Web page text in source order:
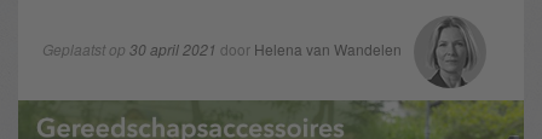
Geplaatst op 30 april 2021 door Helena van Wandelen